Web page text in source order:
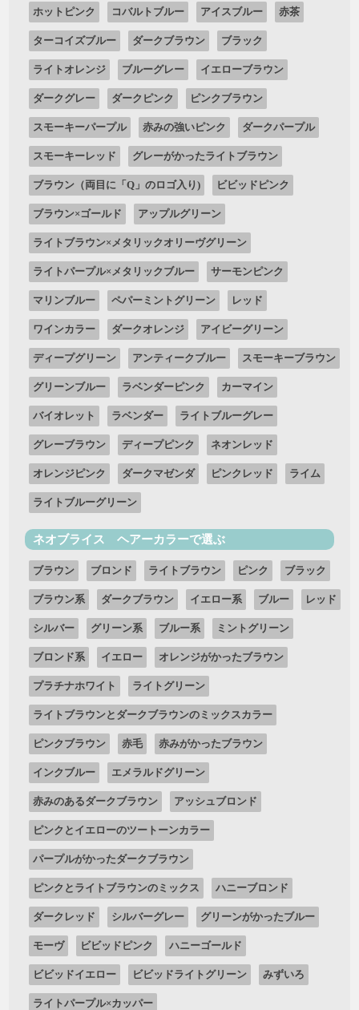
ホットピンク コバルトブルー アイスブルー 赤茶
ターコイズブルー ダークブラウン ブラック
ライトオレンジ ブルーグレー イエローブラウン
ダークグレー ダークピンク ピンクブラウン
スモーキーパープル 赤みの強いピンク ダークパープル
スモーキーレッド グレーがかったライトブラウン
ブラウン（両目に「Q」のロゴ入り) ビビッドピンク
ブラウン×ゴールド アップルグリーン
ライトブラウン×メタリックオリーヴグリーン
ライトパープル×メタリックブルー サーモンピンク
マリンブルー ペパーミントグリーン レッド
ワインカラー ダークオレンジ アイビーグリーン
ディープグリーン アンティークブルー スモーキーブラウン
グリーンブルー ラベンダーピンク カーマイン
バイオレット ラベンダー ライトブルーグレー
グレーブラウン ディープピンク ネオンレッド
オレンジピンク ダークマゼンダ ピンクレッド ライム
ライトブルーグリーン
ネオブライス ヘアーカラーで選ぶ
ブラウン ブロンド ライトブラウン ピンク ブラック
ブラウン系 ダークブラウン イエロー系 ブルー レッド
シルバー グリーン系 ブルー系 ミントグリーン
ブロンド系 イエロー オレンジがかったブラウン
プラチナホワイト ライトグリーン
ライトブラウンとダークブラウンのミックスカラー
ピンクブラウン 赤毛 赤みがかったブラウン
インクブルー エメラルドグリーン
赤みのあるダークブラウン アッシュブロンド
ピンクとイエローのツートーンカラー
パープルがかったダークブラウン
ピンクとライトブラウンのミックス ハニーブロンド
ダークレッド シルバーグレー グリーンがかったブルー
モーヴ ビビッドピンク ハニーゴールド
ビビッドイエロー ビビッドライトグリーン みずいろ
ライトパープル×カッパー